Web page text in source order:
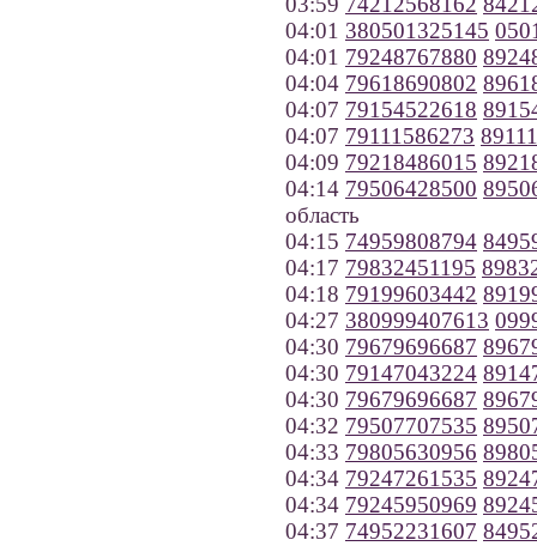
04:01 380501325145
04:01 79248767880
04:04 79618690802
04:07 79154522618
04:07 79111586273
04:09 79218486015
04:14 79506428500
область
04:15 74959808794
04:17 79832451195
04:18 79199603442
04:27 380999407613
04:30 79679696687
04:30 79147043224
04:30 79679696687
04:32 79507707535
04:33 79805630956
04:34 79247261535
04:34 79245950969
04:37 74952231607